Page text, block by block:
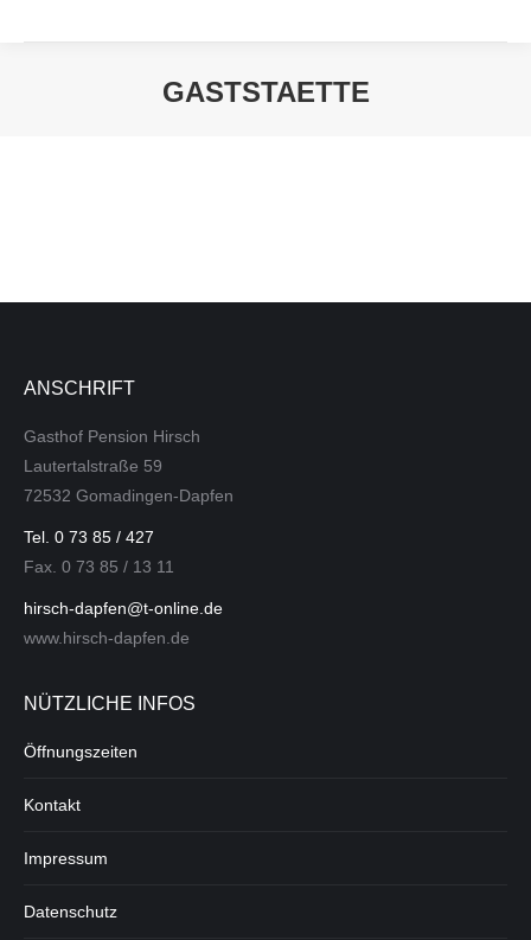
GASTSTAETTE
ANSCHRIFT
Gasthof Pension Hirsch
Lautertalstraße 59
72532 Gomadingen-Dapfen
Tel. 0 73 85 / 427
Fax. 0 73 85 / 13 11
hirsch-dapfen@t-online.de
www.hirsch-dapfen.de
NÜTZLICHE INFOS
Öffnungszeiten
Kontakt
Impressum
Datenschutz